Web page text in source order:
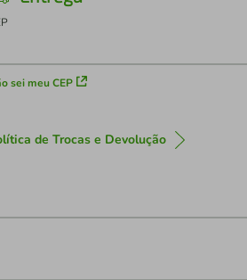
sei meu CEP
de Trocas e Devolução